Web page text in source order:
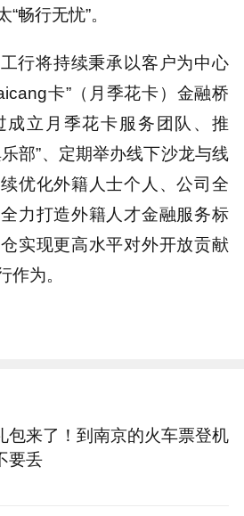
畅行无忧”。
行将持续秉承以客户为中心
卡”（月季花卡）金融桥
成立月季花卡服务团队、推
部”、定期举办线下沙龙与线
优化外籍人士个人、公司全
力打造外籍人才金融服务标
实现更高水平对外开放贡献
作为。
包来了！到南京的火车票登机
要丢